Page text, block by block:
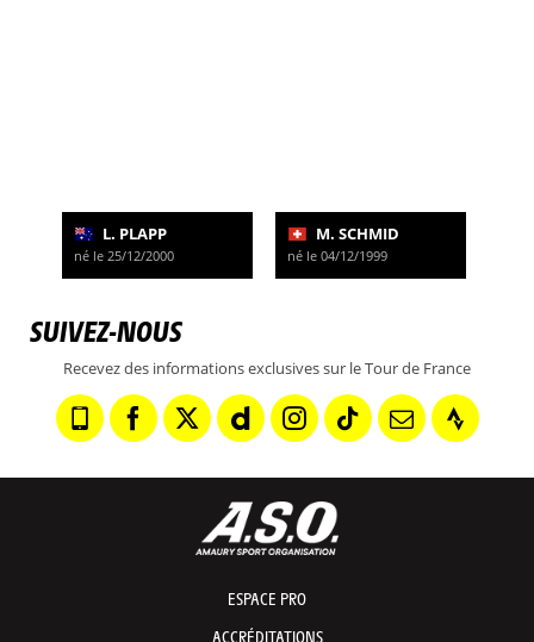
L. PLAPP
né le 25/12/2000
M. SCHMID
né le 04/12/1999
SUIVEZ-NOUS
Recevez des informations exclusives sur le Tour de France
ESPACE PRO
ACCRÉDITATIONS